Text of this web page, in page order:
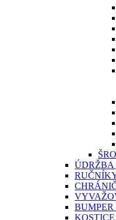
ÚDRŽBA
KOSTICE